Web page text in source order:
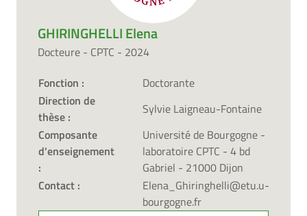
GHIRINGHELLI Elena
Docteure - CPTC - 2024
Fonction :
Doctorante
Direction de
thèse :
Sylvie Laigneau-Fontaine
Composante
d'enseignement
:
Université de Bourgogne -
laboratoire CPTC - 4 bd
Gabriel - 21000 Dijon
Contact :
Elena_Ghiringhelli@etu.u-
bourgogne.fr